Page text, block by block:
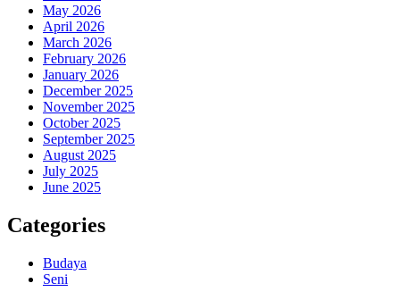
May 2026
April 2026
March 2026
February 2026
January 2026
December 2025
November 2025
October 2025
September 2025
August 2025
July 2025
June 2025
Categories
Budaya
Seni